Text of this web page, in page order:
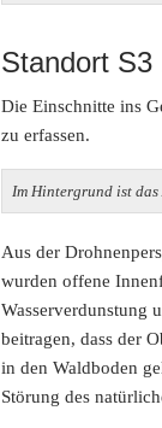
Standort S3
Die Einschnitte ins
zu erfassen.
Im Hintergrund ist das
Aus der
wurden offene
Wasserverdunstung
beitragen, dass der
in den Waldboden
Störung des